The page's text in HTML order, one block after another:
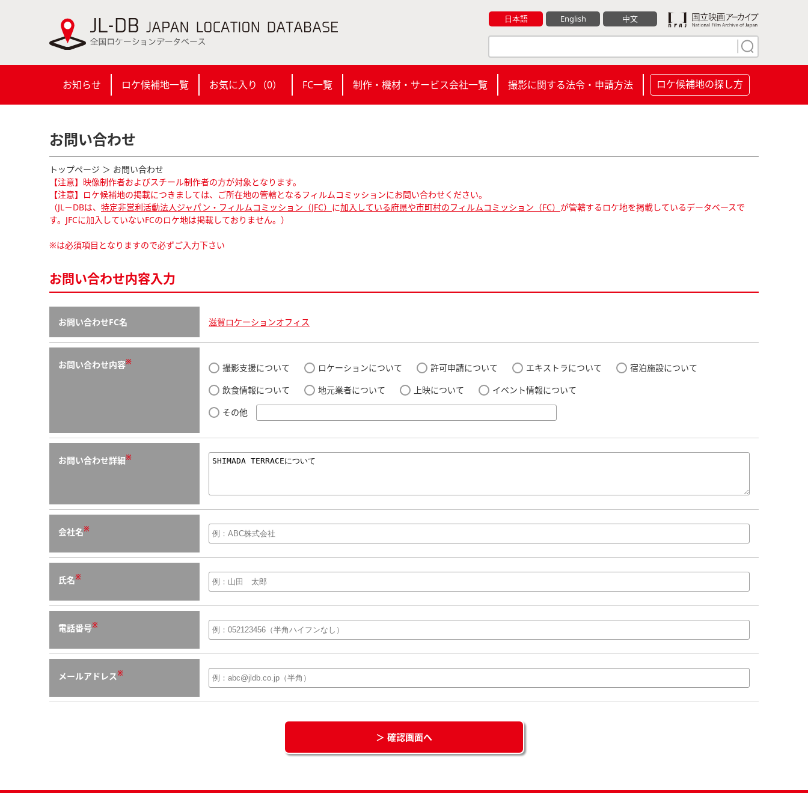
日本語 English 中文
お知らせ ロケ候補地一覧 お気に入り（0） FC一覧 制作・機材・サービス会社一覧 撮影に関する法令・申請方法 ロケ候補地の探し方
お問い合わせ
トップページ ＞ お問い合わせ
【注意】映像制作者およびスチール制作者の方が対象となります。
【注意】ロケ候補地の掲載につきましては、ご所在地の管轄となるフィルムコミッションにお問い合わせください。
（JL－DBは、 特定非営利活動法人ジャパン・フィルムコミッション（JFC） に加入している府県や市町村のフィルムコミッション（FC） が管轄するロケ地を掲載しているデータベースで
す。JFCに加入していないFCのロケ地は掲載しておりません。）
※は必須項目となりますので必ずご入力下さい
お問い合わせ内容入力
お問い合わせFC名 滋賀ロケーションオフィス
お問い合わせ内容※
撮影支援について ロケーションについて 許可申請について エキストラについて
宿泊施設について
飲食情報について
地元業者について 上映について
イベント情報について
その他
お問い合わせ詳細※
会社名※
氏名※
電話番号※
メールアドレス※
＞ 確認画面へ